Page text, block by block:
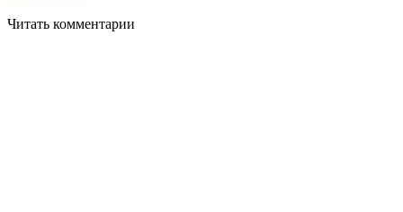
Читать комментарии